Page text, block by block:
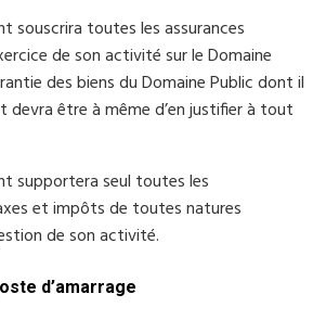
souscrira toutes les assurances
de son activité sur le Domaine
des biens du Domaine Public dont il
devra être à même d’en justifier à tout
supportera seul toutes les
et impôts de toutes natures
de son activité.
d’amarrage